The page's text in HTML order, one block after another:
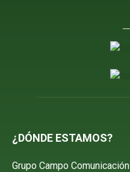
¿DÓNDE ESTAMOS?
Grupo Campo Comunicación